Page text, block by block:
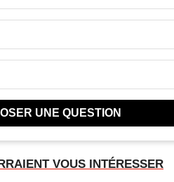
UNE QUESTION
VOUS INTÉRESSER